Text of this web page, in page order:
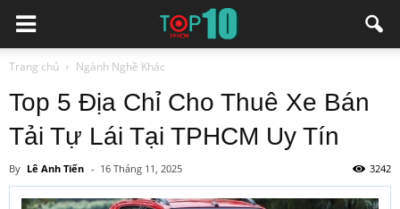
Trang chủ Ngành Nghề Khác
Top 5 Địa Chỉ Cho Thuê Xe Bán
Tải Tự Lái Tại TPHCM Uy Tín
By Lê Anh Tiến - 16 Tháng 11, 2025 3242